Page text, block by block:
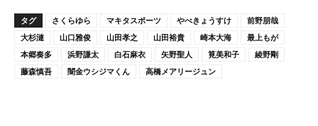
タグ さくらゆら マキタスポーツ やべきょうすけ
前野朋哉
大杉漣
山口雅俊 山田孝之 山田裕貴 崎本大海
最上もが
本郷奏多
浜野謙太 白石麻衣 矢野聖人 筧美和子
綾野剛
藤森慎吾
闇金ウシジマくん 高橋メアリージュン